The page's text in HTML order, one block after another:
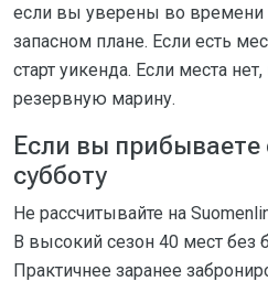
если вы уверены во времени
запасном плане. Если есть
старт уикенда. Если места
резервную марину.
Если вы прибываете
субботу
Не рассчитывайте на
В высокий сезон 40 мест без
Практичнее заранее